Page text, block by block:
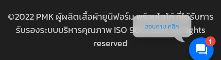
©2022 PMK ผู้ผลิตเสื้อผ้ายูนิฟอร์ม พร้อมโลโก้ ที่ได้รับการ
รับรองระบบบริหารคุณภาพ ISO 9001:2015 All rights
reserved
1
สอบถาม คลิก